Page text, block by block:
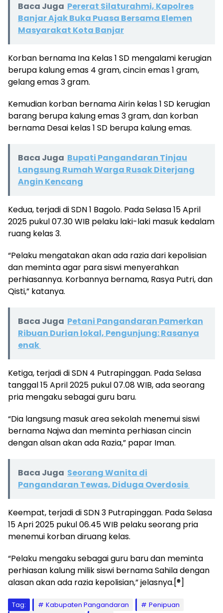
Baca Juga Pererat Silaturahmi, Kapolres
Banjar Ajak Buka Puasa Bersama Elemen
Masyarakat Kota Banjar
Korban bernama Ina Kelas 1 SD mengalami kerugian
berupa kalung emas 4 gram, cincin emas 1 gram,
gelang emas 3 gram.
Kemudian korban bernama Airin kelas 1 SD kerugian
barang berupa kalung emas 3 gram, dan korban
bernama Desai kelas 1 SD berupa kalung emas.
Baca Juga Bupati Pangandaran Tinjau
Langsung Rumah Warga Rusak Diterjang
Angin Kencang
Kedua, terjadi di SDN 1 Bagolo. Pada Selasa 15 April
2025 pukul 07.30 WIB pelaku laki-laki masuk kedalam
ruang kelas 3.
“Pelaku mengatakan akan ada razia dari kepolisian
dan meminta agar para siswi menyerahkan
perhiasannya. Korbannya bernama, Rasya Putri, dan
Qisti,” katanya.
Baca Juga Petani Pangandaran Pamerkan
Ribuan Durian lokal, Pengunjung: Rasanya
enak
Ketiga, terjadi di SDN 4 Putrapinggan. Pada Selasa
tanggal 15 April 2025 pukul 07.08 WIB, ada seorang
pria mengaku sebagai guru baru.
“Dia langsung masuk area sekolah menemui siswi
bernama Najwa dan meminta perhiasan cincin
dengan alsan akan ada Razia,” papar Iman.
Baca Juga Seorang Wanita di
Pangandaran Tewas, Diduga Overdosis
Keempat, terjadi di SDN 3 Putrapinggan. Pada Selasa
15 Apri 2025 pukul 06.45 WIB pelaku seorang pria
menemui korban diruang kelas.
“Pelaku mengaku sebagai guru baru dan meminta
perhiasan kalung milik siswi bernama Sahila dengan
alasan akan ada razia kepolisian,” jelasnya.[®]
Tag: Kabupaten Pangandaran
Penipuan